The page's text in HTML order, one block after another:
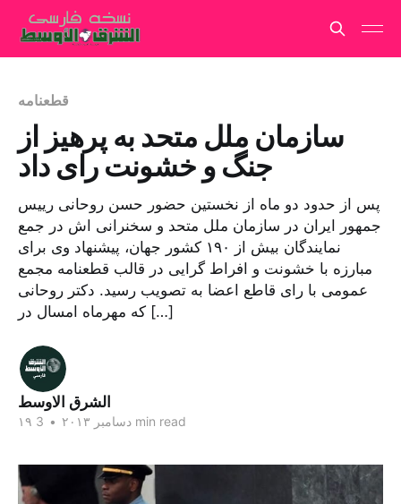
قطعنامه
سازمان ملل متحد به پرهیز از
جنگ و خشونت رای داد
پس از حدود دو ماه از نخستین حضور حسن روحانی رییس
جمهور ایران در سازمان ملل متحد و سخنرانی اش در جمع
نمایندگان بیش از ۱۹۰ کشور جهان، پیشنهاد وی برای
مبارزه با خشونت و افراط گرایی در قالب قطعنامه مجمع
عمومی با رای قاطع اعضا به تصویب رسید. دکتر روحانی
که مهرماه امسال در […]
الشرق الاوسط
۱۹ دسامبر ۲۰۱۳ • 3 min read